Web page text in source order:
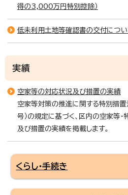
得の3,000万円特別控除）
低未利用土地等確認書の交付につ
実績
空家等の対応状況及び措置の実績
空家等対策の推進に関する特別措
号）の規定に基づく、区内の空家等
及び措置の実績を掲載します。
くらし・手続き